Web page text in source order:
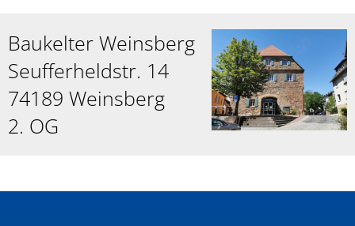
Baukelter Weinsberg
Seufferheldstr. 14
74189 Weinsberg
2. OG